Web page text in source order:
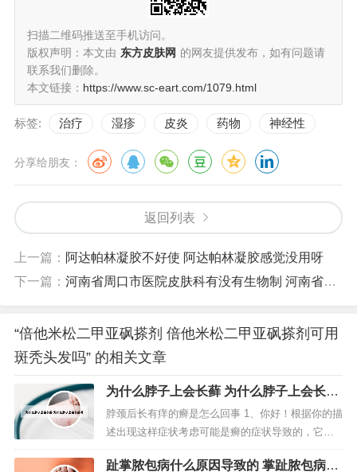
扫描二维码推送至手机访问。
版权声明：本文由 东方皮肤网 的网友提供发布，如有问题请
联系我们删除。
本文链接： https://www.sc-eart.com/1079.html
标签: 治疗 湿疹 皮炎 药物 神经性
分享给朋友：
返回列表
上一篇： 阿达帕林凝胶不好使 阿达帕林凝胶感觉没用呀
下一篇： 河南省周口市医院皮肤科有没有生物制 河南省周口市医院皮肤科有没有生物制剂啊
“倍他米松二甲亚砜搽剂 倍他米松二甲亚砜搽剂可用
斑秃头发吗” 的相关文章
为什么脖子上会长藓 为什么脖子上会长藓
呢
脖颈后长有痒的癣是怎么回事 1、你好！根据你的描
述出现这样症状考虑可能是癣的症状导致的，它一
般的主要是真菌的感染导致的。2、可能是 神经性皮
炎 ，建议您的 正规医院 找专业 皮肤科医生 进行诊
趾掌脓包病什么原因导致的 掌趾脓包病是